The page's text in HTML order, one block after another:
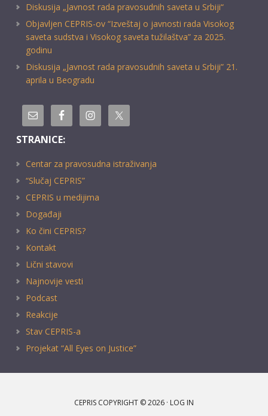
Diskusija „Javnost rada pravosudnih saveta u Srbiji“
Objavljen CEPRIS-ov “Izveštaj o javnosti rada Visokog
saveta sudstva i Visokog saveta tužilaštva” za 2025.
godinu
Diskusija „Javnost rada pravosudnih saveta u Srbiji” 21.
aprila u Beogradu
STRANICE:
Centar za pravosudna istraživanja
“Slučaj CEPRIS”
CEPRIS u medijima
Događaji
Ko čini CEPRIS?
Kontakt
Lični stavovi
Najnovije vesti
Podcast
Reakcije
Stav CEPRIS-a
Projekat “All Eyes on Justice”
CEPRIS COPYRIGHT © 2026 · LOG IN